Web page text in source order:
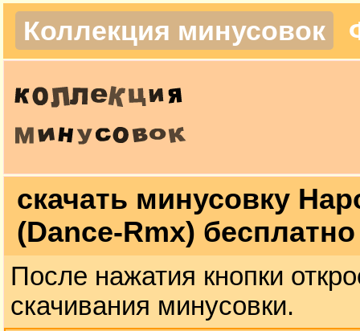
Коллекция минусовок
скачать минусовку
(Dance-Rmx) бесплатно
После нажатия кнопки
скачивания минусовки.